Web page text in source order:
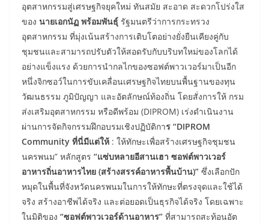
อุตสาหกรรมสู่เศรษฐกิจยุคใหม่ ทันสมัย สะอาด สะดวกโปร่งใส
ของ นายเอกนัฏ พร้อมพันธุ์ รัฐมนตรีว่าการกระทรวง
อุตสาหกรรม ที่มุ่งเน้นสร้างการเติบโตอย่างยั่งยืนเคียงคู่กับ
ชุมชนและสามารถปรับตัวให้สอดรับกับบริบทใหม่ของโลกได้
อย่างแข็งแรง ด้วยการนำกลไกของซอฟต์พาวเวอร์มาเป็นอีก
หนึ่งจิกซอว์ในการขับเคลื่อนเศรษฐกิจไทยบนพื้นฐานของทุน
วัฒนธรรม ภูมิปัญญา และอัตลักษณ์ท้องถิ่น โดยสั่งการให้ กรม
ส่งเสริมอุตสาหกรรม หรือดีพร้อม (DIPROM) เร่งดำเนินงาน
ผ่านการจัดกิจกรรมฝึกอบรมเชิงปฏิบัติการ “DIPROM
Community ที่นี่มีแต่ให้ : ให้ทักษะเพื่อสร้างเศรษฐกิจชุมชน
นครพนม” หลักสูตร “แซ่บหลายอีสานเฮา ซอฟต์พาวเวอร์
อาหารถิ่นอาหารไทย (สร้างสรรค์อาหารพื้นบ้าน)” ซึ่งเลือกปัก
หมุดในพื้นที่จังหวัดนครพนมในการให้ทักษะที่ตรงจุดและใช้ได้
จริง สร้างอาชีพได้จริง และต่อยอดเป็นธุรกิจได้จริง โดยเฉพาะ
ในมิติของ “ซอฟต์พาวเวอร์ด้านอาหาร” ที่สามารถสะท้อนอัต